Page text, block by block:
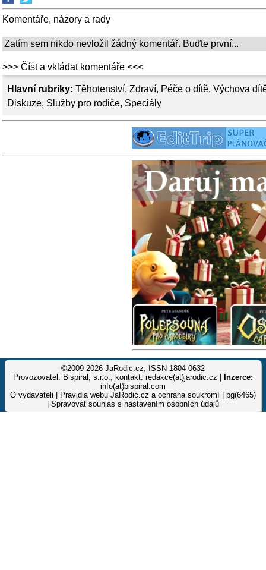
Hlavní rubriky: Těhotenství, Zdraví, Péče o dítě, Výchova
Diskuze, Služby pro rodiče, Speciály
Komentáře, názory a rady
Zatím sem nikdo nevložil žádný komentář. Buďte první...
>>> Číst a vkládat komentáře <<<
©2009-2026 JaRodic.cz, ISSN 1804-0632
Provozovatel: Bispiral, s.r.o., kontakt: redakce(at)jarodic.cz |
Inzerce:
info(at)bispiral.com
O vydavateli
Pravidla webu JaRodic.cz a ochrana soukromí | pg(6465)
Spravovat souhlas s nastavením osobních údajů